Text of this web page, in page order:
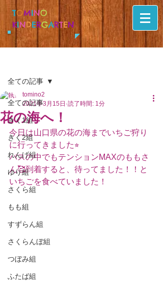
TOMINO
KINDERGARTEN
全ての記事
きく1組
きく2組
れんげ組
ゆり組
さくら組
もも組
すずらん組
さくらんぼ組
つぼみ組
ふたば組
全ての記事
花の海へ！
tomino2
2021年3月15日 読了時間: 1分
今日は山口県の花の海までいちご狩り
に行ってきました⭐︎
バスの中でもテンションMAXのももさ
ん🥰到着すると、待ってました！！と
いちごを食べていました！